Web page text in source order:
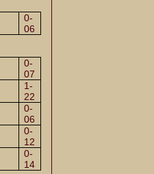
0-
06
0-
07
1-
22
0-
06
0-
12
0-
14